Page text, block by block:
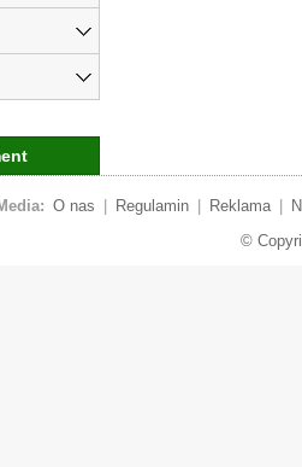
O nas Regulamin Reklama
©